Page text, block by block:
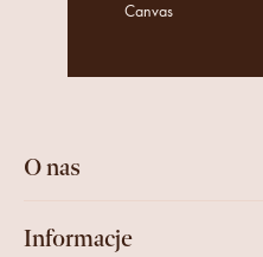
Canvas
O nas
Informacje